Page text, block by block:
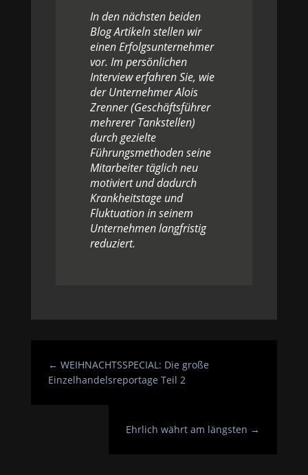
In den nächsten beiden
Blog Artikeln stellen wir
einen Erfolgsunternehmer
vor. Im persönlichen
Interview erfahren Sie, wie
der Unternehmer Alois
Zrenner (Geschäftsführer
mehrerer Tankstellen)
durch gezielte
Führungsmethoden seine
Mitarbeiter täglich neu
motiviert und dadurch
Krankheitstage und
Fluktuation in seinem
Unternehmen langfristig
reduziert.
← WEIHNACHTSSPECIAL: Die große
Einzelhandelsreportage Teil 2
Ehrlich währt am längsten →